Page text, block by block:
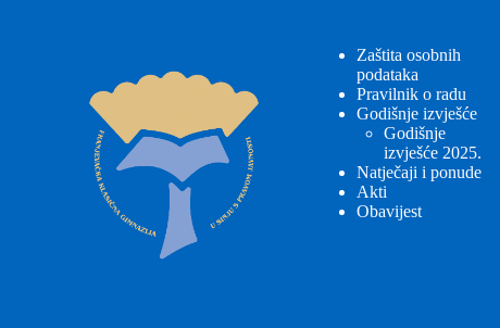
Zaštita osobnih
podataka
Pravilnik o radu
Godišnje izvješće
Godišnje
izvješće 2025.
Natječaji i ponude
Akti
Obavijest